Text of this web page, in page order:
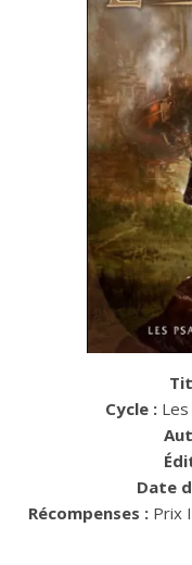
Cycle :
Date
Récompenses : Prix